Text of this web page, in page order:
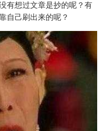
有想过文章是抄的呢？有
自己刷出来的呢？